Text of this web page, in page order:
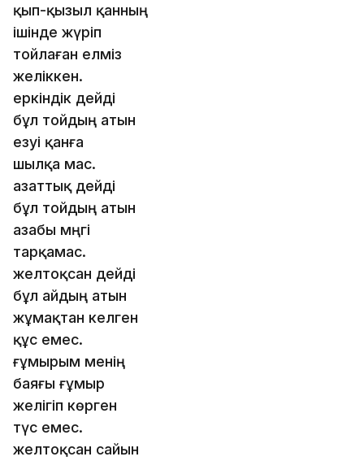
қып-қызыл қанның
ішінде жүріп
тойлаған елміз
желіккен.
еркіндік дейді
бұл тойдың атын
езуі қанға
шылқа мас.
азаттық дейді
бұл тойдың атын
азабы мәңгі
тарқамас.
желтоқсан дейді
бұл айдың атын
жұмақтан келген
құс емес.
ғұмырым менің
баяғы ғұмыр
желігіп көрген
түс емес.
желтоқсан cайын